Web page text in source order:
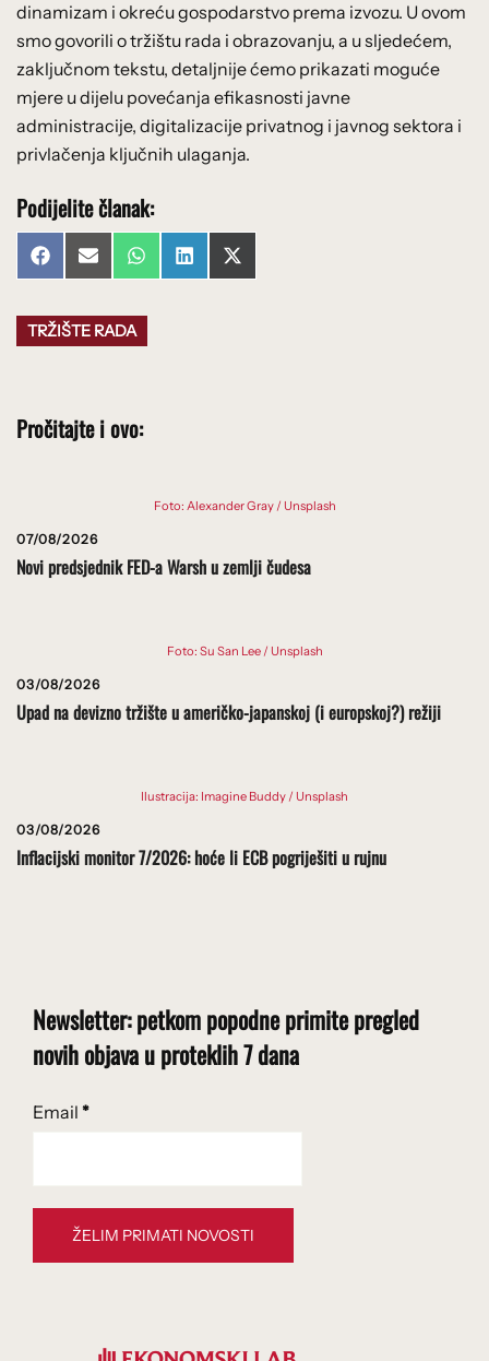
dinamizam i okreću gospodarstvo prema izvozu. U ovom
smo govorili o tržištu rada i obrazovanju, a u sljedećem,
zaključnom tekstu, detaljnije ćemo prikazati moguće
mjere u dijelu povećanja efikasnosti javne
administracije, digitalizacije privatnog i javnog sektora i
privlačenja ključnih ulaganja.
Podijelite članak:
Share
on
FacebookShare
on
Email Share
on
WhatsAppShare
on
LinkedInShare
on
X
(Twitter)
TRŽIŠTE RADA
Pročitajte i ovo:
Foto: Alexander Gray / Unsplash
07/08/2026
Novi predsjednik FED-a Warsh u zemlji čudesa
Foto: Su San Lee / Unsplash
03/08/2026
Upad na devizno tržište u američko-japanskoj (i europskoj?) režiji
Ilustracija: Imagine Buddy / Unsplash
03/08/2026
Inflacijski monitor 7/2026: hoće li ECB pogriješiti u rujnu
Newsletter: petkom popodne primite pregled
novih objava u proteklih 7 dana
Email *